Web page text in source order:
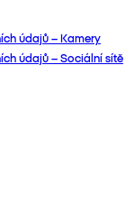
údajů – Kamery
údajů – Sociální sítě